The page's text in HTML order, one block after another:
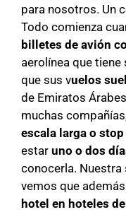
para nosotros. Un
Todo comienza
billetes de avión
aerolínea que tiene
que sus vuelos
de Emiratos
muchas
escala larga o
estar uno o dos
conocerla. Nuestra
vemos que además
hotel en hoteles